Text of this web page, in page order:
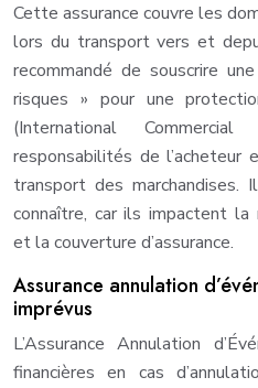
Cette assurance couvre les
lors du transport vers et
recommandé de souscrire
risques » pour une
(International
responsabilités de l’acheteur
transport des
connaître, car ils impactent la
et la couverture d’assurance.
Assurance annulation
imprévus
L’Assurance Annulation
financières en cas